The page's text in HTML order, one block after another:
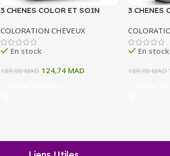
3 CHENES COLOR ET SOIN
N BLOND PATINE 135 ML
COLORATION CHEVEUX
En stock
189,00MAD 124,74 MAD
3 CHENES
11A BLOND
ML
En stock
189,00MAD